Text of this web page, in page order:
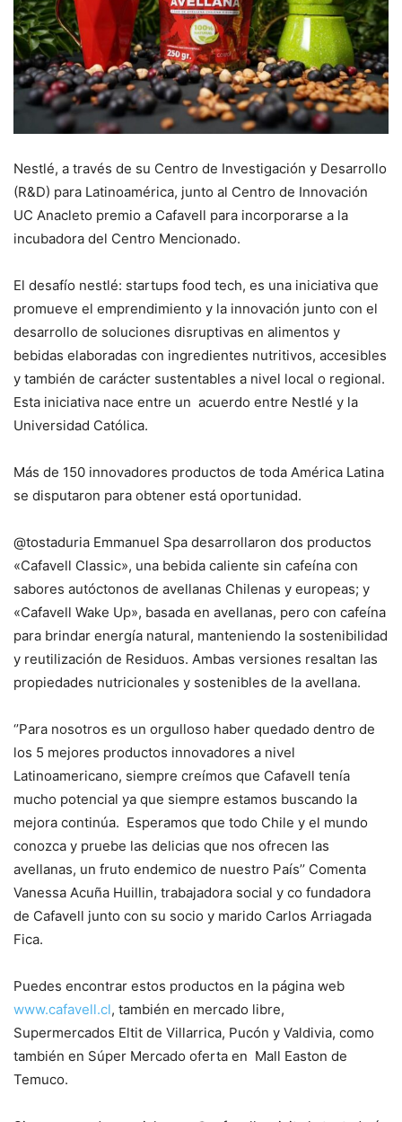
Nestlé, a través de su Centro de Investigación y Desarrollo
(R&D) para Latinoamérica, junto al Centro de Innovación
UC Anacleto premio a Cafavell para incorporarse a la
incubadora del Centro Mencionado.
El desafío nestlé: startups food tech, es una iniciativa que
promueve el emprendimiento y la innovación junto con el
desarrollo de soluciones disruptivas en alimentos y
bebidas elaboradas con ingredientes nutritivos, accesibles
y también de carácter sustentables a nivel local o regional.
Esta iniciativa nace entre un acuerdo entre Nestlé y la
Universidad Católica.
Más de 150 innovadores productos de toda América Latina
se disputaron para obtener está oportunidad.
@tostaduria Emmanuel Spa desarrollaron dos productos
«Cafavell Classic», una bebida caliente sin cafeína con
sabores autóctonos de avellanas Chilenas y europeas; y
«Cafavell Wake Up», basada en avellanas, pero con cafeína
para brindar energía natural, manteniendo la sostenibilidad
y reutilización de Residuos. Ambas versiones resaltan las
propiedades nutricionales y sostenibles de la avellana.
‘’Para nosotros es un orgulloso haber quedado dentro de
los 5 mejores productos innovadores a nivel
Latinoamericano, siempre creímos que Cafavell tenía
mucho potencial ya que siempre estamos buscando la
mejora continúa. Esperamos que todo Chile y el mundo
conozca y pruebe las delicias que nos ofrecen las
avellanas, un fruto endemico de nuestro País’’ Comenta
Vanessa Acuña Huillin, trabajadora social y co fundadora
de Cafavell junto con su socio y marido Carlos Arriagada
Fica.
Puedes encontrar estos productos en la página web
www.cafavell.cl, también en mercado libre,
Supermercados Eltit de Villarrica, Pucón y Valdivia, como
también en Súper Mercado oferta en Mall Easton de
Temuco.